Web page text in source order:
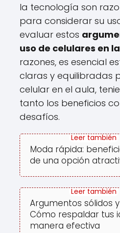
la tecnología son
para considerar su
evaluar estos
uso de celulares en
razones, es esencial
claras y equilibradas
celular en el aula,
tanto los beneficios
desafíos.
Moda rápida:
de una opción
Argumentos sólidos
Cómo respaldar tus
manera efectiva